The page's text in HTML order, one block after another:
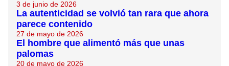
3 de junio de 2026
La autenticidad se volvió tan rara que ahora
parece contenido
27 de mayo de 2026
El hombre que alimentó más que unas
palomas
20 de mayo de 2026